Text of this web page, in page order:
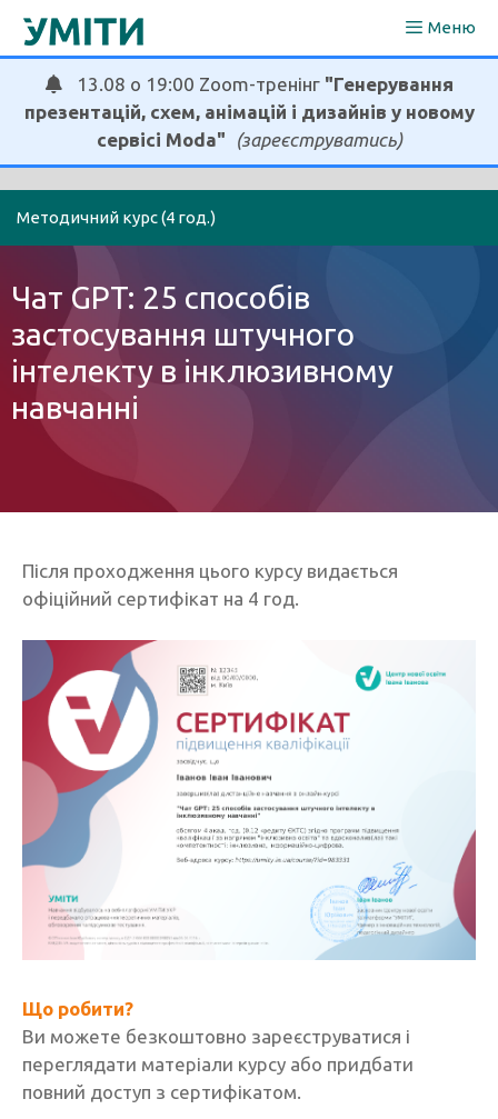
Перейти
Меню
13.08 о 19:00 Zoom-тренінг "Генерування
презентацій, схем, анімацій і дизайнів у новому
сервісі Moda"
(зареєструватись)
Методичний курс (4 год.)
Чат GPT: 25 способів
застосування штучного
інтелекту в інклюзивному
навчанні
Після проходження цього курсу видається
офіційний сертифікат на 4 год.
Що робити?
Ви можете безкоштовно зареєструватися і
переглядати матеріали курсу або придбати
повний доступ з сертифікатом.